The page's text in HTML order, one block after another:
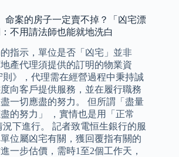
命案的房子一定賣不掉？「凶宅漂
不用請法師也能就地洗白
指示，單位是否「凶宅」並非
產代理須提供的訂明的物業資
》，代理需在經營過程中秉持誠
向客戶提供服務，並在履行職務
一切應盡的努力。 但所謂「盡量
的努力」 ，實情也是用「正常
況下進行。 記者致電恒生銀行的服
位屬凶宅有關，獲回覆指有關的
一步估價，需時1至2個工作天，